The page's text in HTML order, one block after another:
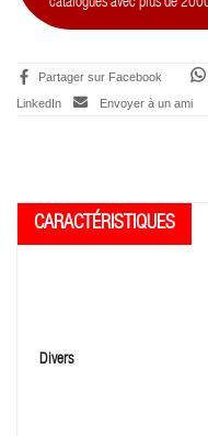
Partager sur Facebook
LinkedIn Envoyer à un ami
Divers